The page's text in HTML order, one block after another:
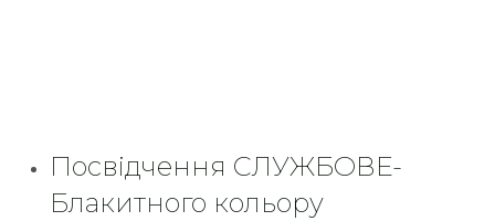
Посвідчення СЛУЖБОВЕ-
Блакитного кольору